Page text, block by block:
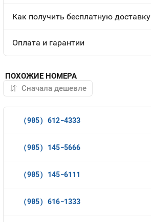
Как получить бесплатную доставку
Оплата и гарантии
ПОХОЖИЕ НОМЕРА
(905) 612-4333
(905) 145-5666
(905) 145-6111
(905) 616-1333